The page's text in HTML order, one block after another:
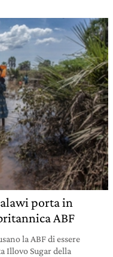
porta in
ABF
la ABF di essere
Illovo Sugar della